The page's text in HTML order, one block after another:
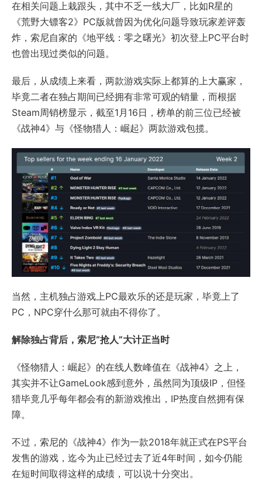
在相关问题上栽跟头，其中不乏一线大厂，比如R星的
《荒野大镖客2》PC版就曾因为优化问题导致玩家差评轰
炸，索尼自家的《地平线：零之曙光》初次登上PC平台时
也曾出现过类似的问题。
最后，从成绩上来看，两款游戏实际上都算的上大赢家，
毕竟二者在独占期间已经拥有非常可观的销量，而根据
Steam周销榜显示，截至1月16日，榜单的前三位已经被
《战神4》与《怪物猎人：崛起》两款游戏包揽。
当然，主机独占游戏上PC最欢乐的还是玩家，毕竟上了
PC，NPC穿什么那可就由不得你了。
解除独占背后，索尼“抢人”大计正当时
《怪物猎人：崛起》的在线人数峰值在《战神4》之上，
其实并不让GameLook感到意外，虽然同为顶级IP，但怪
猎毕竟几乎每年都会有的新游戏推出，IP热度自然拥有保
障。
不过，索尼的《战神4》作为一款2018年就正式在PS平台
发售的游戏，迄今为止已经过去了近4年时间，如今仍能
在短时间取得这样的成绩，可以说十分突出。